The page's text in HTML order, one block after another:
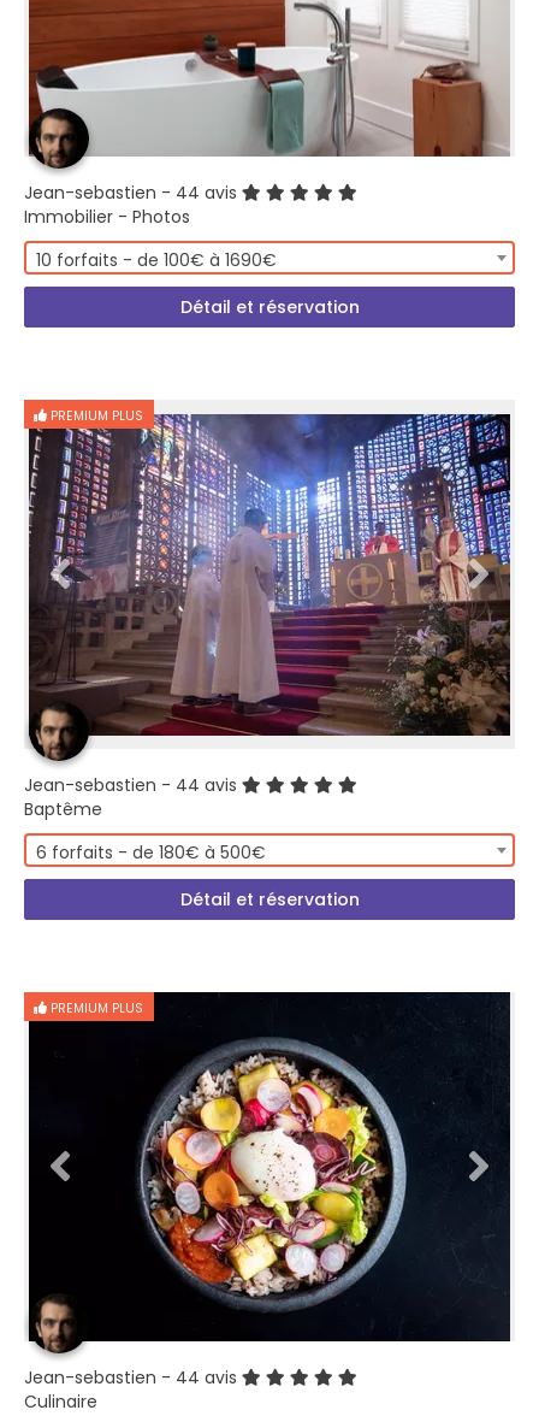
Jean-sebastien - 44 avis
Immobilier - Photos
10 forfaits - de 100€ à 1690€
Détail et réservation
PREMIUM PLUS
Jean-sebastien - 44 avis
Baptême
6 forfaits - de 180€ à 500€
Détail et réservation
PREMIUM PLUS
Jean-sebastien - 44 avis
Culinaire